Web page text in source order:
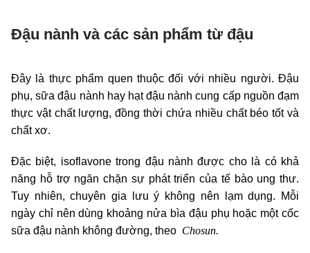
Đậu nành và các sản phẩm từ đậu
Đây là thực phẩm quen thuộc đối với nhiều người. Đậu
phụ, sữa đậu nành hay hạt đậu nành cung cấp nguồn đạm
thực vật chất lượng, đồng thời chứa nhiều chất béo tốt và
chất xơ.
Đặc biệt, isoflavone trong đậu nành được cho là có khả
năng hỗ trợ ngăn chặn sự phát triển của tế bào ung thư.
Tuy nhiên, chuyên gia lưu ý không nên lạm dụng. Mỗi
ngày chỉ nên dùng khoảng nửa bìa đậu phụ hoặc một cốc
sữa đậu nành không đường, theo Chosun.